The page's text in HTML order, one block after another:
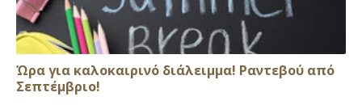
Ώρα για καλοκαιρινό διάλειμμα! Ραντεβού από
Σεπτέμβριο!